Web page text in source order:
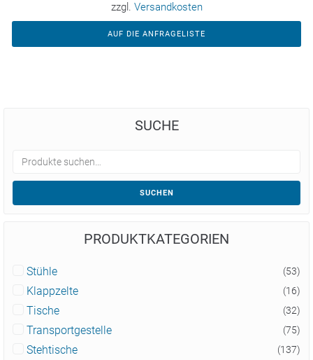
zzgl. Versandkosten
AUF DIE ANFRAGELISTE
SUCHE
SUCHEN
PRODUKTKATEGORIEN
Stühle (53)
Klappzelte (16)
Tische (32)
Transportgestelle (75)
Stehtische (137)